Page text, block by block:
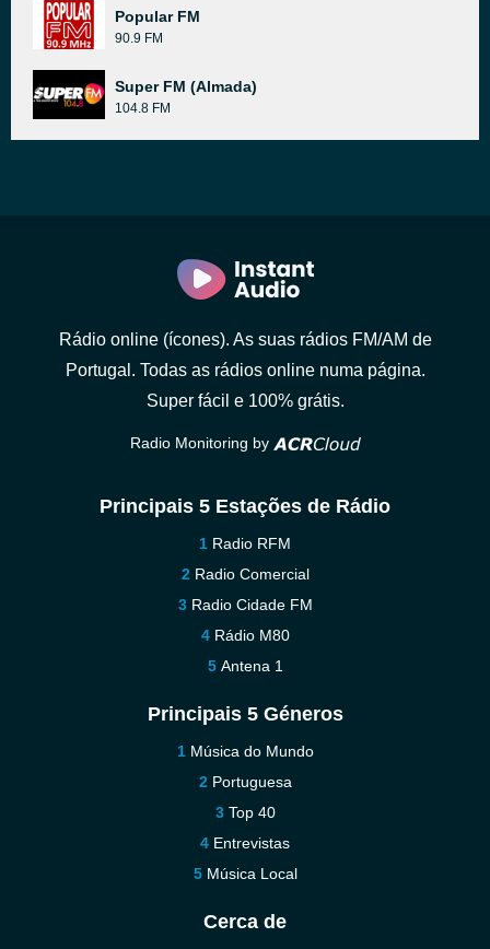
Popular FM
90.9 FM
Super FM (Almada)
104.8 FM
Rádio online (ícones). As suas rádios FM/AM de
Portugal. Todas as rádios online numa página.
Super fácil e 100% grátis.
Radio Monitoring by
Principais 5 Estações de Rádio
Radio RFM
Radio Comercial
Radio Cidade FM
Rádio M80
Antena 1
Principais 5 Géneros
Música do Mundo
Portuguesa
Top 40
Entrevistas
Música Local
Cerca de